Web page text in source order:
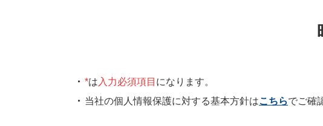
*は 入力必須項目 になります。
当社の個人情報保護に対する基本方針はこちらでご確